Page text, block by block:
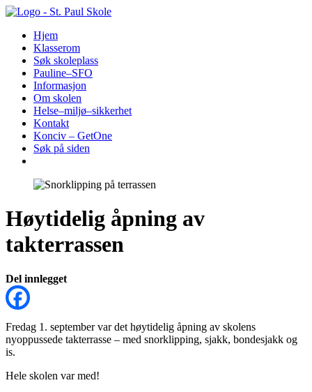
Hopp
innholdHjem
Klasserom
Søk skoleplass
Pauline–SFO
Informasjon
Om skolen
Helse–miljø–sikkerhet
Kontakt
Konciv – GetOne
Søk på siden
Høytidelig åpning av
takterrassen
Del innlegget
Fredag 1. september var det høytidelig åpning av skolens
nyoppussede takterrasse – med snorklipping, sjakk, bondesjakk og
is.
Hele skolen var med!